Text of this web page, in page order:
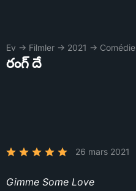
Ev → Filmler → 2021 → Comédie
రంగ్ దే
26 mars 2021
Gimme Some Love